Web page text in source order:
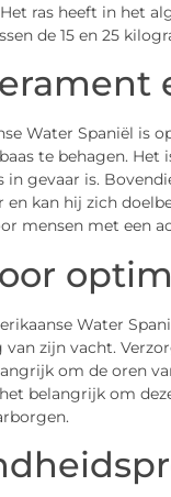
ras heeft in het
de 15 en 25
Water Spaniël is
te behagen. Het
in gevaar is.
en kan hij zich
mensen met een
Water
van zijn vacht.
om de oren
belangrijk om